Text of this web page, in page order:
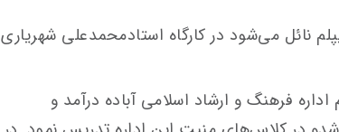
نائل می‌شود در کارگاه استادمحمدعلی شهریاری
به استخدام اداره فرهنگ و ارشاد اسلامی آباده درآمد و